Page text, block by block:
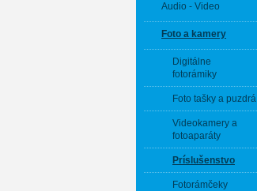
Audio - Video
Foto a kamery
Digitálne
fotorámiky
Foto tašky a puzdrá
Videokamery a
fotoaparáty
Príslušenstvo
Fotorámčeky